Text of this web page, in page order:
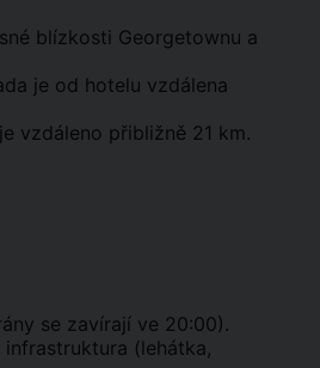
blízkosti Georgetownu a
je od hotelu vzdálena
vzdáleno přibližně 21 km.
se zavírají ve 20:00).
infrastruktura (lehátka,